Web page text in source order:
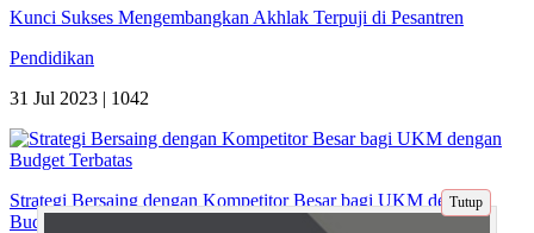
Kunci Sukses Mengembangkan Akhlak Terpuji di Pesantren
Pendidikan
31 Jul 2023 | 1042
Strategi Bersaing dengan Kompetitor Besar bagi UKM dengan
Budget Terbatas
Tutup